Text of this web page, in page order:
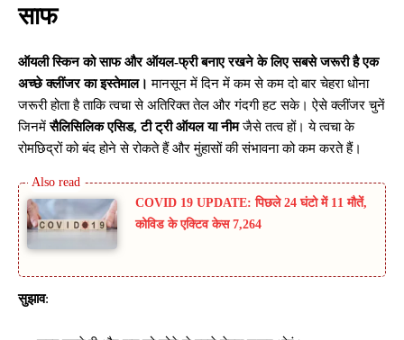
साफ
ऑयली स्किन को साफ और ऑयल-फ्री बनाए रखने के लिए सबसे जरूरी है एक
अच्छे क्लींजर का इस्तेमाल। मानसून में दिन में कम से कम दो बार चेहरा धोना
जरूरी होता है ताकि त्वचा से अतिरिक्त तेल और गंदगी हट सके। ऐसे क्लींजर चुनें
जिनमेंसैलिसिलिक एसिड, टी ट्री ऑयल या नीमजैसे तत्व हों। ये त्वचा के
रोमछिद्रों को बंद होने से रोकते हैं और मुंहासों की संभावना को कम करते हैं।
COVID 19 UPDATE: पिछले 24 घंटो में 11 मौतें,
कोविड के एक्टिव केस 7,264
सुझाव: